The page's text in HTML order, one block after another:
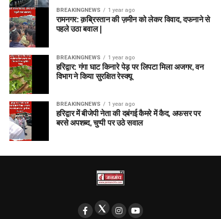
BREAKINGNEWS 1 year ago
रामनगर: क़ब्रिस्तान की ज़मीन को लेकर विवाद, दफनाने से
पहले उठा बवाल |
BREAKINGNEWS 1 year ago
हरिद्वार: गंगा घाट किनारे पेड़ पर लिपटा मिला अजगर, वन
विभाग ने किया सुरक्षित रेस्क्यू
BREAKINGNEWS 1 year ago
हरिद्वार में बीजेपी नेता की दबंगई कैमरे में कैद, अफसर पर
बरसे अपशब्द, चुप्पी पर उठे सवाल